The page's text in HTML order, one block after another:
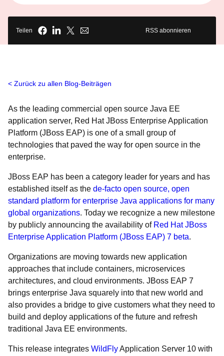
Teilen RSS abonnieren
Zurück zu allen Blog-Beiträgen
As the leading commercial open source Java EE
application server, Red Hat JBoss Enterprise Application
Platform (JBoss EAP) is one of a small group of
technologies that paved the way for open source in the
enterprise.
JBoss EAP has been a category leader for years and has
established itself as the de-facto open source, open
standard platform for enterprise Java applications for many
global organizations. Today we recognize a new milestone
by publicly announcing the availability of Red Hat JBoss
Enterprise Application Platform (JBoss EAP) 7 beta.
Organizations are moving towards new application
approaches that include containers, microservices
architectures, and cloud environments. JBoss EAP 7
brings enterprise Java squarely into that new world and
also provides a bridge to give customers what they need to
build and deploy applications of the future and refresh
traditional Java EE environments.
This release integrates WildFlyApplication Server 10 with